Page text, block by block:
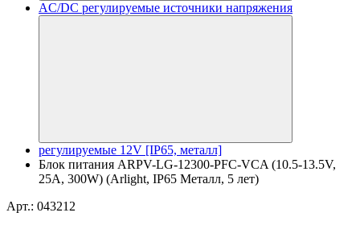
AC/DC регулируемые источники напряжения
регулируемые 12V [IP65, металл]
Блок питания ARPV-LG-12300-PFC-VCA (10.5-13.5V,
25A, 300W) (Arlight, IP65 Металл, 5 лет)
Арт.: 043212